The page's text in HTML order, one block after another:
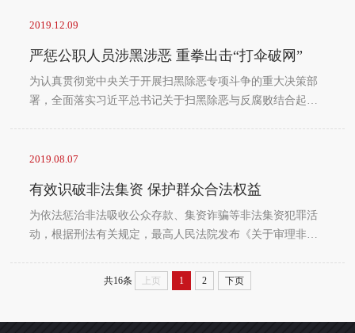
2019.12.09
严惩公职人员涉黑涉恶 重拳出击“打伞破网”
为认真贯彻党中央关于开展扫黑除恶专项斗争的重大决策部
署，全面落实习近平总书记关于扫黑除恶与反腐败结合起
关、司法行政机关在惩治公职人员涉黑涉恶违法犯罪中的协
月，国家监察委员会与最高人民法院、最高人民检察院、公
安部、司法部联合印发《关于在扫黑除恶...
2019.08.07
有效识破非法集资 保护群众合法权益
为依法惩治非法吸收公众存款、集资诈骗等非法集资犯罪活
动，根据刑法有关规定，最高人民法院发布《关于审理非法
资犯罪相关规定具体如下：一、违反国家金融管理法律规
定，向社会公众（包括单位和个人）吸收资金的行为，同时
共16条 上页 1 2 下页